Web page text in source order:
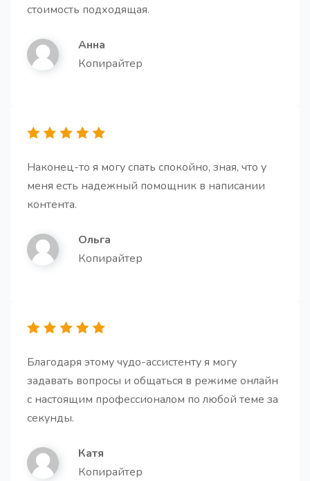
Создайте убедительные буллет-поинты на основе
текста, чтобы ясно передать ключевую
Вступление для статьи
Про
Получите структурированное введение к статье,
внимание, обозначает проблему, показывает
ценность и мотивирует дочитать до конца
Генератор историй
Получите увлекательные и убедительные истории.
стоимость подходящая.
Анна
Копирайтер
Наконец-то я могу спать спокойно, зная, что у
меня есть надежный помощник в написании
контента.
Ольга
Копирайтер
Благодаря этому чудо-ассистенту я могу
задавать вопросы и общаться в режиме онлайн
с настоящим профессионалом по любой теме за
секунды.
Катя
Копирайтер